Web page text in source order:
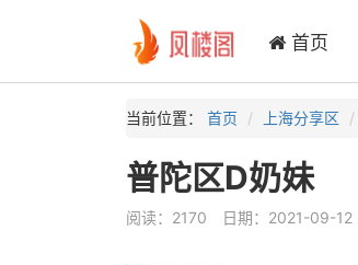
首页
当前位置： 首页 上海分享区
普陀区D奶妹
阅读：2170 日期：2021-09-12